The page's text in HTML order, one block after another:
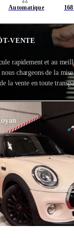
Automatique
VENTE
rapidement et au
chargeons de la
la vente en toute